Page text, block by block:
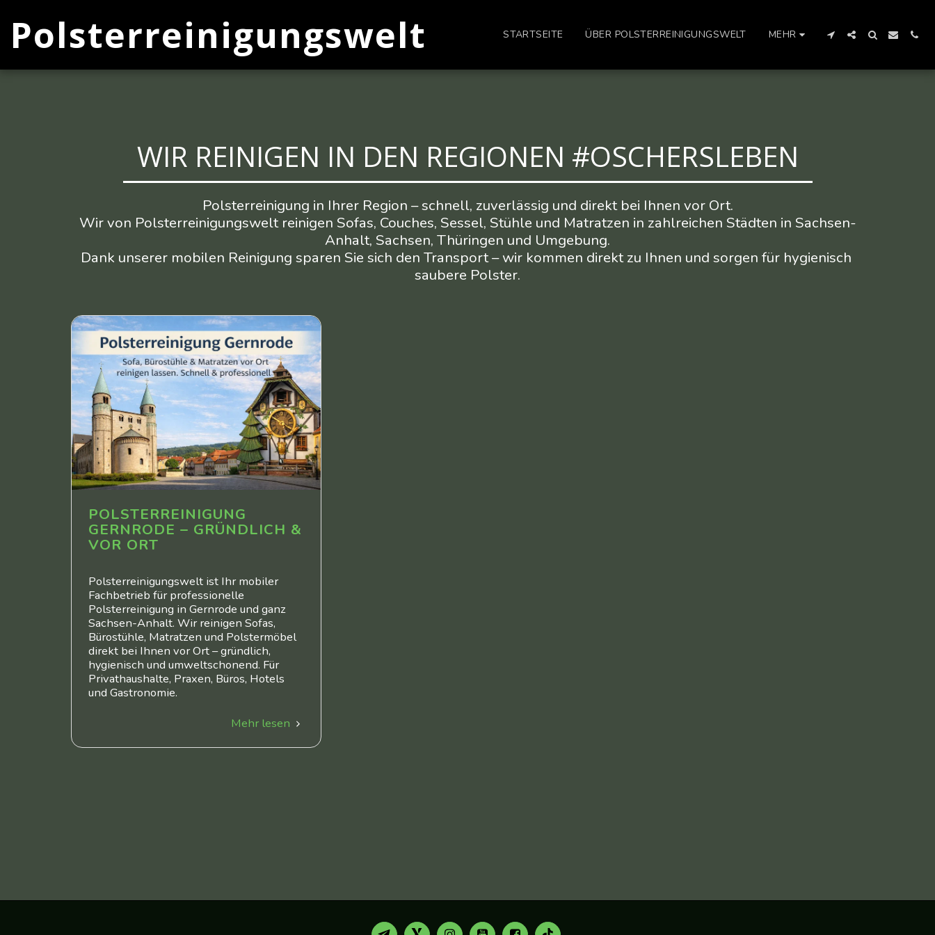
Polsterreinigungswelt STARTSEITE ÜBER POLSTERREINIGUNGSWELT MEHR
WIR REINIGEN IN DEN REGIONEN #OSCHERSLEBEN
Polsterreinigung in Ihrer Region – schnell, zuverlässig und direkt bei Ihnen vor Ort.
Wir von Polsterreinigungswelt reinigen Sofas, Couches, Sessel, Stühle und Matratzen in zahlreichen Städten in Sachsen-
Anhalt, Sachsen, Thüringen und Umgebung.
Dank unserer mobilen Reinigung sparen Sie sich den Transport – wir kommen direkt zu Ihnen und sorgen für hygienisch
saubere Polster.
POLSTERREINIGUNG
GERNRODE – GRÜNDLICH &
VOR ORT
Polsterreinigungswelt ist Ihr mobiler
Fachbetrieb für professionelle
Polsterreinigung in Gernrode und ganz
Sachsen-Anhalt. Wir reinigen Sofas,
Bürostühle, Matratzen und Polstermöbel
direkt bei Ihnen vor Ort – gründlich,
hygienisch und umweltschonend. Für
Privathaushalte, Praxen, Büros, Hotels
und Gastronomie.
Mehr lesen